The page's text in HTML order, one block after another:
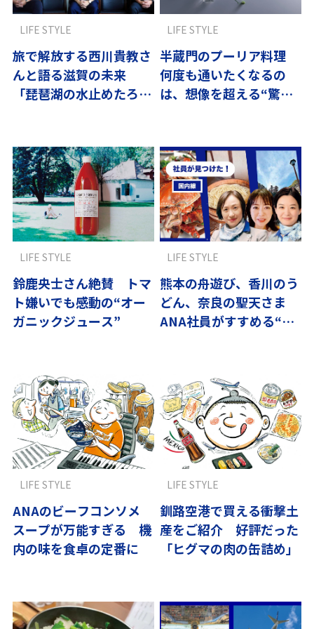
旅で解放する西川貴教さ
んと語る滋賀の未来
「琵琶湖の水止めたろ
LIFE STYLE
半蔵門のプーリア料理
何度も通いたくなるの
は、想像を超える“驚
LIFE STYLE
鈴鹿央士さん絶賛 トマ
ト嫌いでも感動の“オー
ガニックジュース”
LIFE STYLE
熊本の舟遊び、香川のう
どん、奈良の聖天さま
ANA社員がすすめる“日
LIFE STYLE
ANAのビーフコンソメ
スープが万能すぎる 機
内の味を食卓の定番に
LIFE STYLE
釧路空港で買える衝撃土
産をご紹介 好評だった
「ヒグマの肉の缶詰め」
LIFE STYLE